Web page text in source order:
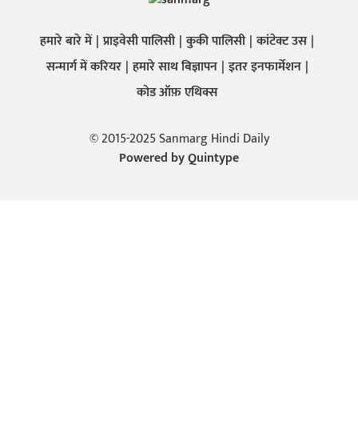
हमारे बारे में प्राइवेसी पालिसी कुकी पालिसी कांटेक्ट उस
सन्मार्ग में करियर हमारे साथ बिज्ञापन इतर इनफार्मेशन
कोड ऑफ़ एथिक्स
© 2015-2025 Sanmarg Hindi Daily
Powered byQuintype